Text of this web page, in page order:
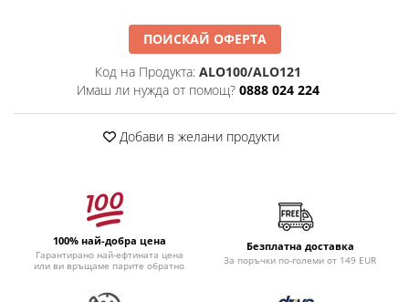
ПОИСКАЙ ОФЕРТА
Код на Продукта: ALO100/ALO121
Имаш ли нужда от помощ? 0888 024 224
Добави в желани продукти
100% най-добра цена
Гарантирано най-ефтината цена
или ви връщаме парите обратно
Безплатна доставка
За поръчки по-големи от 149 EUR